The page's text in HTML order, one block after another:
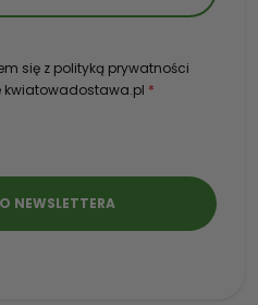
się z polityką prywatności
kwiatowadostawa.pl *